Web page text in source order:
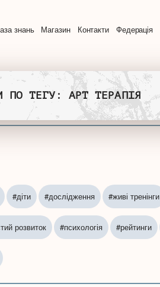
знань Магазин Контакти Федерація
ПО ТЕГУ: АРТ ТЕРАПІЯ
#діти #дослідження #живі тренінги
розвиток #психологія #рейтинги